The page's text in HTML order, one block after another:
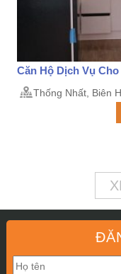
Căn Hộ Dịch Vụ
Thống Nhất, Biên